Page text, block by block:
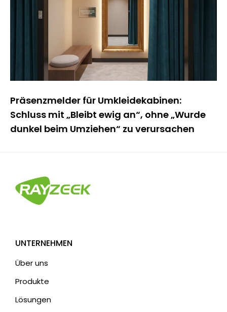
Präsenzmelder für Umkleidekabinen:
Schluss mit „Bleibt ewig an“, ohne „Wurde
dunkel beim Umziehen“ zu verursachen
UNTERNEHMEN
Über uns
Produkte
Lösungen